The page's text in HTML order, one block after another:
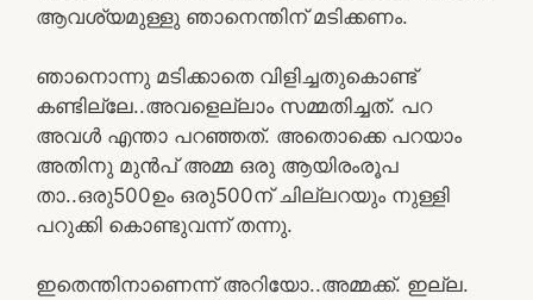
ആവശ്യമുള്ളു ഞാനെന്തിന് മടിക്കണം.
ഞാനൊന്നു മടിക്കാതെ വിളിച്ചതുകൊണ്ട്
കണ്ടില്ലേ..അവളെല്ലാം സമ്മതിച്ചത്. പറ
അവൾ എന്താ പറഞ്ഞത്. അതൊക്കെ പറയാം
അതിനു മുൻപ് അമ്മ ഒരു ആയിരംരൂപ
താ..ഒരു500ഉം ഒരു500ന് ചില്ലറയും നുള്ളി
പറുക്കി കൊണ്ടുവന്ന് തന്നു.
ഇതെന്തിനാണെന്ന് അറിയോ..അമ്മക്ക്. ഇല്ല.